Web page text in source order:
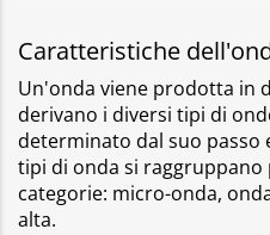
Caratteristiche
Un'onda viene prodotta in
derivano i diversi tipi di
determinato dal suo passo
tipi di onda si raggruppano
categorie: micro-onda,
alta.